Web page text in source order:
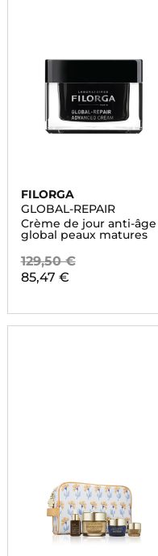
FILORGA
GLOBAL-REPAIR
Crème de jour anti-âge
global peaux matures
129,50 €
85,47 €